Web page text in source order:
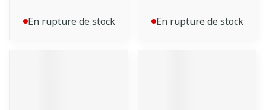
En rupture de stock En rupture de stock